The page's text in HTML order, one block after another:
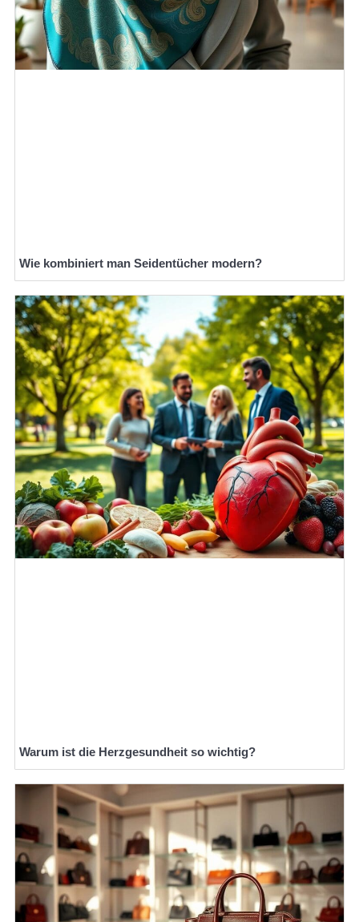
Wie kombiniert man Seidentücher modern?
Warum ist die Herzgesundheit so wichtig?